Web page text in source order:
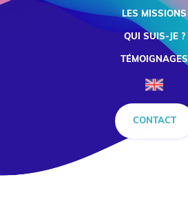
LES MISSIONS
QUI SUIS-JE ?
TÉMOIGNAGES
CONTACT